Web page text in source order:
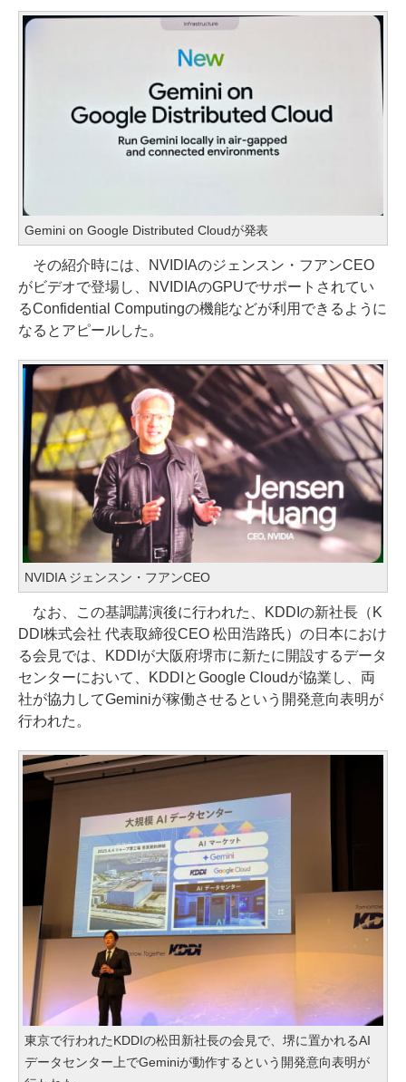
Gemini on Google Distributed Cloudが発表
その紹介時には、NVIDIAのジェンスン・フアンCEO
がビデオで登場し、NVIDIAのGPUでサポートされてい
るConfidential Computingの機能などが利用できるように
なるとアピールした。
NVIDIA ジェンスン・フアンCEO
なお、この基調講演後に行われた、KDDIの新社長（K
DDI株式会社 代表取締役CEO 松田浩路氏）の日本におけ
る会見では、KDDIが大阪府堺市に新たに開設するデータ
センターにおいて、KDDIとGoogle Cloudが協業し、両
社が協力してGeminiが稼働させるという開発意向表明が
行われた。
東京で行われたKDDIの松田新社長の会見で、堺に置かれるAI
データセンター上でGeminiが動作するという開発意向表明が